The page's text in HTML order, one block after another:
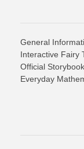
General
Interactive Fairy
Official
Everyday